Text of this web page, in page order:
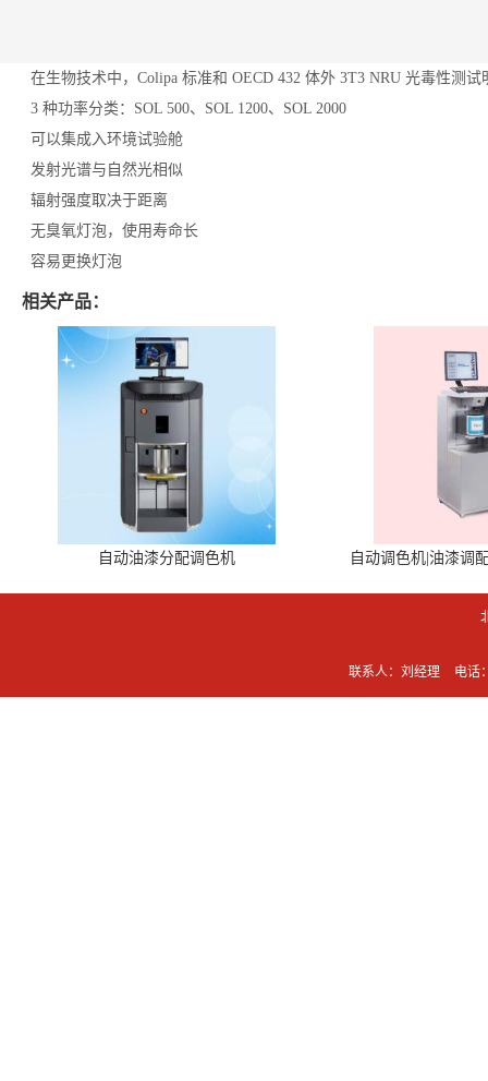
在生物技术中，Colipa 标准和 OECD 432 体外 3T3 NRU 光毒性测试
3 种功率分类：SOL 500、SOL 1200、SOL 2000
可以集成入环境试验舱
发射光谱与自然光相似
辐射强度取决于距离
无臭氧灯泡，使用寿命长
容易更换灯泡
相关产品：
自动油漆分配调色机 自动调色机|油漆调
联系人：刘经理 电话